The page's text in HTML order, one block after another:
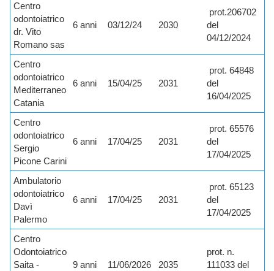
Centro
odontoiatrico
dr. Vito
Romano sas
6 anni 03/12/24 2030
prot.206702
del
04/12/2024
Centro
odontoiatrico
Mediterraneo
Catania
6 anni 15/04/25 2031
prot. 64848
del
16/04/2025
Centro
odontoiatrico
Sergio
Picone Carini
6 anni 17/04/25 2031
prot. 65576
del
17/04/2025
Ambulatorio
odontoiatrico
Davì
Palermo
6 anni 17/04/25 2031
prot. 65123
del
17/04/2025
Centro
Odontoiatrico
Saita -
9 anni 11/06/2026 2035
prot. n.
111033 del